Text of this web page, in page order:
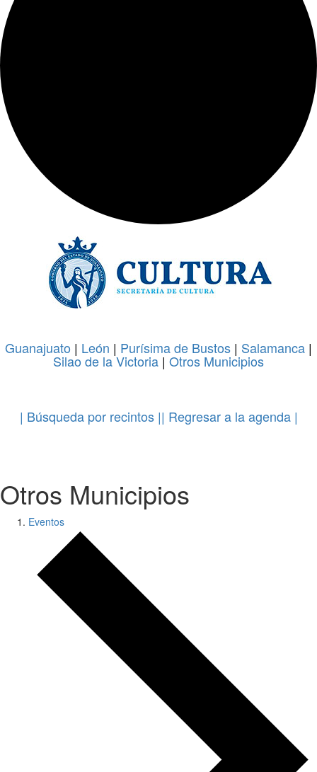
Guanajuato | León | Purísima de Bustos | Salamanca |
Silao de la Victoria | Otros Municipios
| Búsqueda por recintos || Regresar a la agenda |
Otros Municipios
Eventos